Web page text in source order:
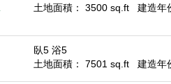
土地面積： 3500 sq.ft
建造年
臥5 浴5
土地面積： 7501 sq.ft
建造年